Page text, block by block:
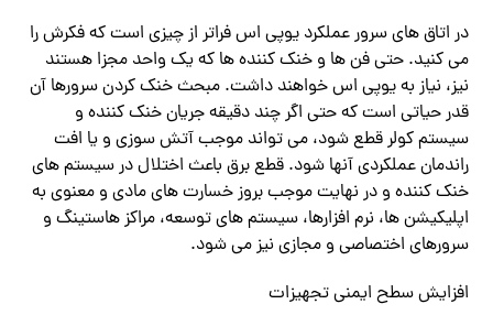
در اتاق های سرور عملکرد یوپی اس فراتر از چیزی است که فکرش را
می کنید. حتی فن ها و خنک کننده ها که یک واحد مجزا هستند
نیز، نیاز به یوپی اس خواهند داشت. مبحث خنک کردن سرورها آن
قدر حیاتی است که حتی اگر چند دقیقه جریان خنک کننده و
سیستم کولر قطع شود، می تواند موجب آتش سوزی و یا افت
راندمان عملکردی آنها شود. قطع برق باعث اختلال در سیستم های
خنک کننده و در نهایت موجب بروز خسارت های مادی و معنوی به
اپلیکیشن ها، نرم افزارها، سیستم های توسعه، مراکز هاستینگ و
سرورهای اختصاصی و مجازی نیز می شود.
افزایش سطح ایمنی تجهیزات